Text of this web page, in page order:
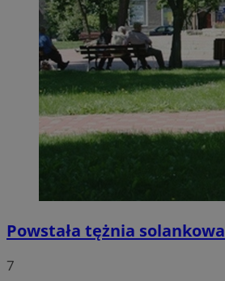
Powstała tężnia solankowa
7